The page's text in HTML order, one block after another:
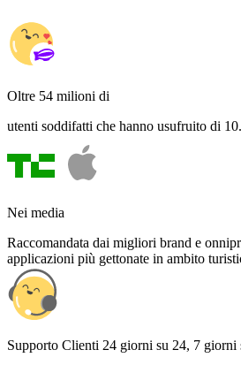
Oltre 54 milioni di
utenti soddifatti che hanno usufruito di
Nei media
Raccomandata dai migliori brand e
applicazioni più gettonate in ambito
Supporto Clienti 24 giorni su 24, 7 giorni